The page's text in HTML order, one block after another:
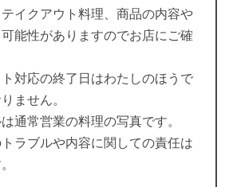
イクアウト料理、商品の内容や
能性がありますのでお店にご確
対応の終了日はわたしのほうで
ません。
通常営業の料理の写真です。
ラブルや内容に関しての責任は